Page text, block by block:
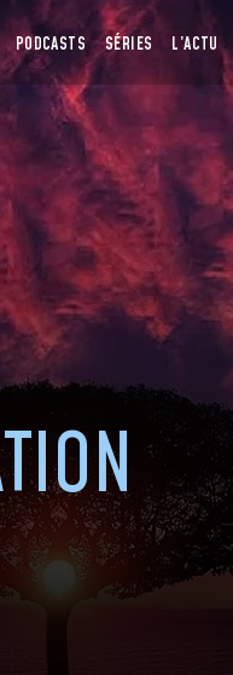
PODCASTS SÉRIES L’ACTU